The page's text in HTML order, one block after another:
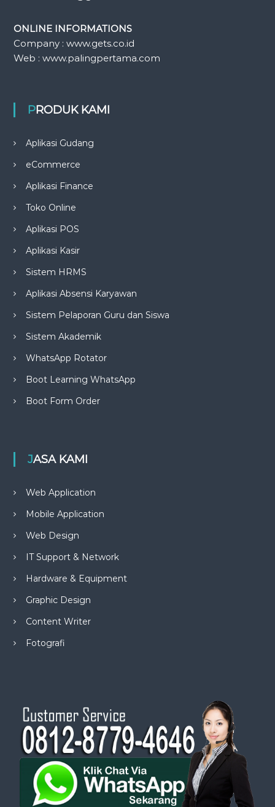
ONLINE INFORMATIONS
Company : www.gets.co.id
Web : www.palingpertama.com
PRODUK KAMI
Aplikasi Gudang
eCommerce
Aplikasi Finance
Toko Online
Aplikasi POS
Aplikasi Kasir
Sistem HRMS
Aplikasi Absensi Karyawan
Sistem Pelaporan Guru dan Siswa
Sistem Akademik
WhatsApp Rotator
Boot Learning WhatsApp
Boot Form Order
JASA KAMI
Web Application
Mobile Application
Web Design
IT Support & Network
Hardware & Equipment
Graphic Design
Content Writer
Fotografi